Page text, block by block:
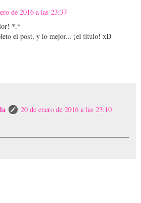
de 2016 a las 23:37
*.*
el post, y lo mejor... ¡el título! xD
20 de enero de 2016 a las 23:10